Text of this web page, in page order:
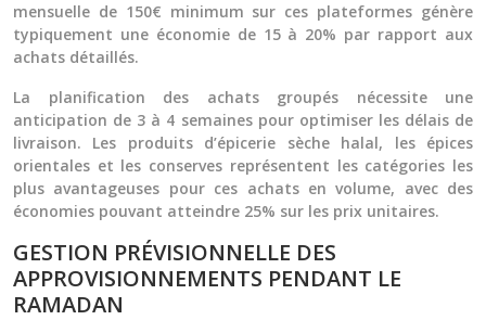
mensuelle de 150€ minimum sur ces plateformes génère
typiquement une économie de 15 à 20% par rapport aux
achats détaillés.
La planification des achats groupés nécessite une
anticipation de 3 à 4 semaines pour optimiser les délais de
livraison. Les produits d’épicerie sèche halal, les épices
orientales et les conserves représentent les catégories les
plus avantageuses pour ces achats en volume, avec des
économies pouvant atteindre 25% sur les prix unitaires.
GESTION PRÉVISIONNELLE DES
APPROVISIONNEMENTS PENDANT LE
RAMADAN